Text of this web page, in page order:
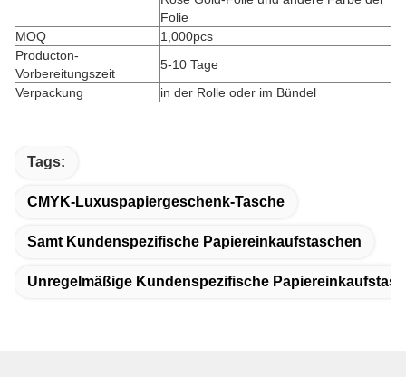
Folie
MOQ
1,000pcs
Producton-
Vorbereitungszeit
5-10 Tage
Verpackung
in der Rolle oder im Bündel
Tags:
CMYK-Luxuspapiergeschenk-Tasche
Samt Kundenspezifische Papiereinkaufstaschen
Unregelmäßige Kundenspezifische